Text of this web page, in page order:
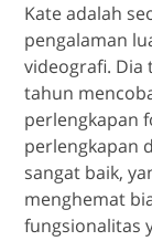
Kate adalah
pengalaman
videografi. Dia
tahun
perlengkapan
perlengkapan
sangat baik,
menghemat
fungsionalitas